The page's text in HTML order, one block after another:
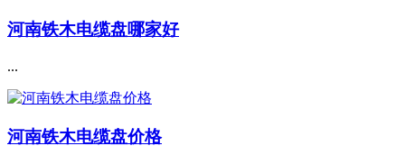
河南铁木电缆盘哪家好
...
河南铁木电缆盘价格